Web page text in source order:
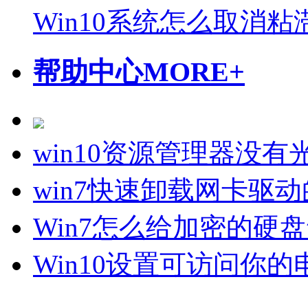
Win10系统怎么取消粘
帮助中心MORE+
win10资源管理器没有
win7快速卸载网卡驱
Win7怎么给加密的硬
Win10设置可访问你的